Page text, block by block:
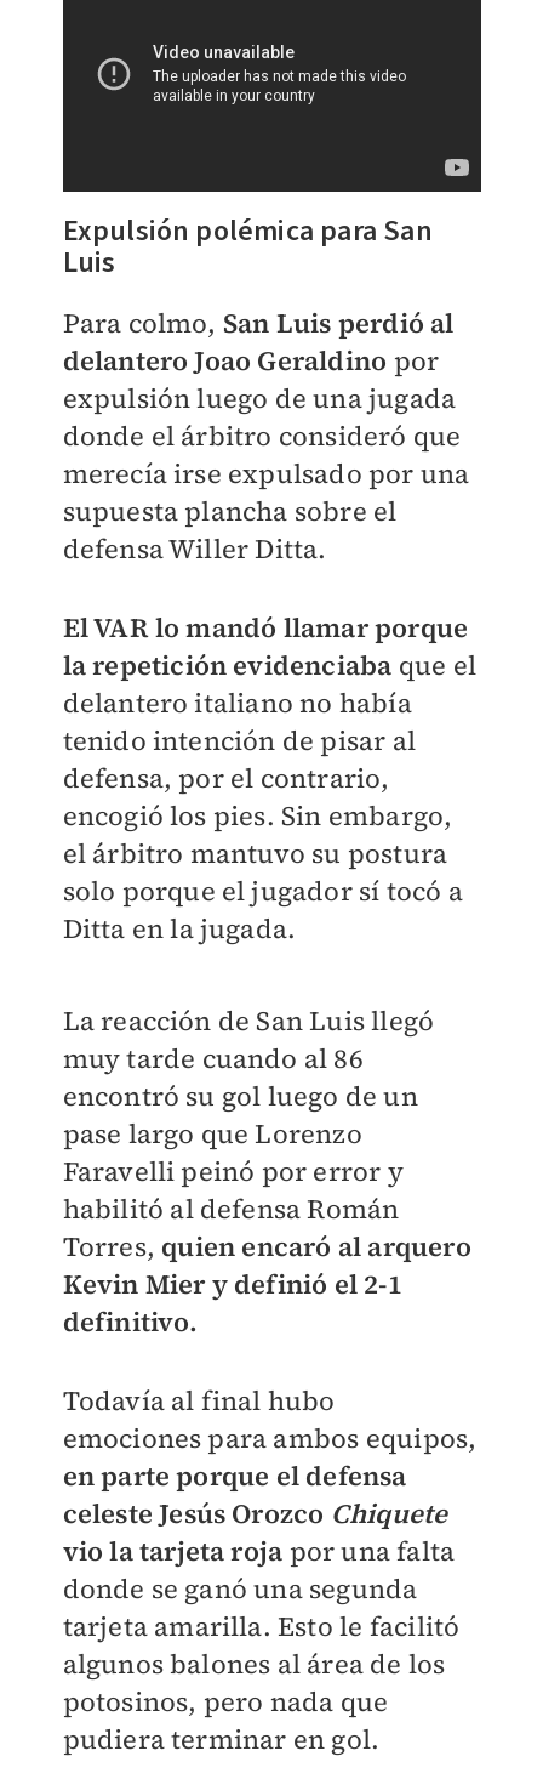
Expulsión polémica para San
Luis
Para colmo, San Luis perdió al
delantero Joao Geraldino por
expulsión luego de una jugada
donde el árbitro consideró que
merecía irse expulsado por una
supuesta plancha sobre el
defensa Willer Ditta.
El VAR lo mandó llamar porque
la repetición evidenciaba que el
delantero italiano no había
tenido intención de pisar al
defensa, por el contrario,
encogió los pies. Sin embargo,
el árbitro mantuvo su postura
solo porque el jugador sí tocó a
Ditta en la jugada.
La reacción de San Luis llegó
muy tarde cuando al 86
encontró su gol luego de un
pase largo que Lorenzo
Faravelli peinó por error y
habilitó al defensa Román
Torres, quien encaró al arquero
Kevin Mier y definió el 2-1
definitivo.
Todavía al final hubo
emociones para ambos equipos,
en parte porque el defensa
celeste Jesús Orozco Chiquete
vio la tarjeta roja por una falta
donde se ganó una segunda
tarjeta amarilla. Esto le facilitó
algunos balones al área de los
potosinos, pero nada que
pudiera terminar en gol.